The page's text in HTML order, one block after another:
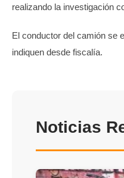
realizando la investigación
El conductor del camión se
indiquen desde fiscalía.
Noticias